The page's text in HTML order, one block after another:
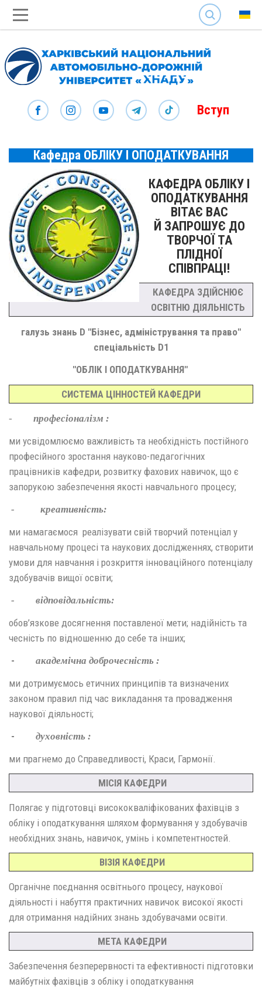
SEARCH
Вступ
Кафедра ОБЛІКУ І ОПОДАТКУВАННЯ
КАФЕДРА ОБЛІКУ І
ОПОДАТКУВАННЯ
ВІТАЄ ВАС
Й ЗАПРОШУЄ ДО
ТВОРЧОЇ ТА
ПЛІДНОЇ
СПІВПРАЦІ!
КАФЕДРА ЗДІЙСНЮЄ
ОСВІТНЮ ДІЯЛЬНІСТЬ
галузь знань D "Бізнес, адміністрування та право"
спеціальність D1
"ОБЛІК І ОПОДАТКУВАННЯ"
СИСТЕМА ЦІННОСТЕЙ КАФЕДРИ
- професіоналізм :
ми усвідомлюємо важливість та необхідність постійного
професійного зростання науково-педагогічних
працівників кафедри, розвитку фахових навичок, що є
запорукою забезпечення якості навчального процесу;
- креативність:
ми намагаємося реалізувати свій творчий потенціал у
навчальному процесі та наукових дослідженнях, створити
умови для навчання і розкриття інноваційного потенціалу
здобувачів вищої освіти;
- відповідальність:
обов’язкове досягнення поставленої мети; надійність та
чесність по відношенню до себе та інших;
-
академічна доброчесність :
ми дотримуємось етичних принципів та визначених
законом правил під час викладання та провадження
наукової діяльності;
-
духовність :
ми прагнемо до Справедливості, Краси, Гармонії.
МІСІЯ КАФЕДРИ
Полягає у підготовці висококваліфікованих фахівців з
обліку і оподаткування шляхом формування у здобувачів
необхідних знань, навичок, умінь і компетентностей.
ВІЗІЯ КАФЕДРИ
Органічне поєднання освітнього процесу, наукової
діяльності і набуття практичних навичок високої якості
для отримання надійних знань здобувачами освіти.
МЕТА КАФЕДРИ
Забезпечення безперервності та ефективності підготовки
майбутніх фахівців з обліку і оподаткування